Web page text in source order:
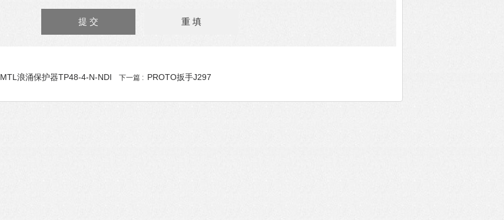
MTL浪涌保护器TP48-4-N-NDI 下一篇 : PROTO扳手J297